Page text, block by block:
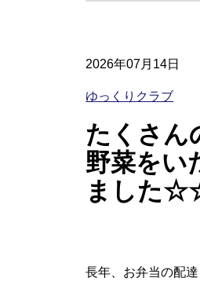
2026年07月14日
ゆっくりクラブ
たくさん
野菜をい
ました
長年、お弁当の配